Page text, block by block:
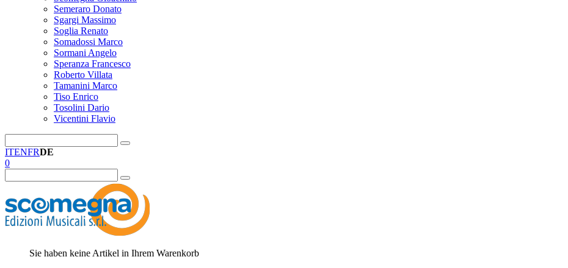
Semeraro Donato
Sgargi Massimo
Soglia Renato
Somadossi Marco
Sormani Angelo
Speranza Francesco
Roberto Villata
Tamanini Marco
Tiso Enrico
Tosolini Dario
Vicentini Flavio
ITENFRDE
0
Sie haben keine Artikel in Ihrem Warenkorb